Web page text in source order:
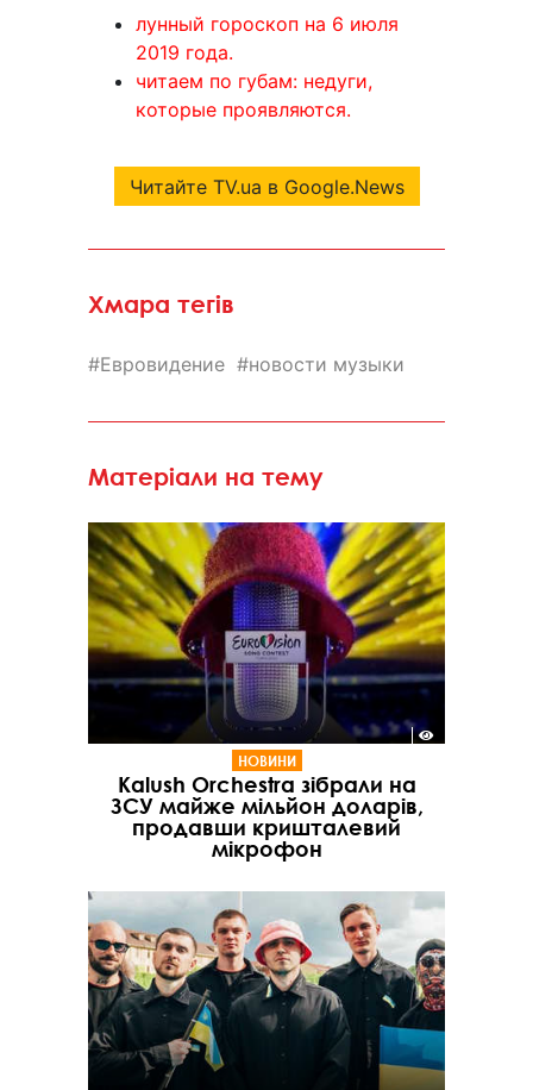
лунный гороскоп на 6 июля
2019 года.
читаем по губам: недуги,
которые проявляются.
Читайте TV.ua в Google.News
Хмара тегів
Евровидение новости музыки
Матеріали на тему
НОВИНИ
Kalush Orchestra зібрали на
ЗСУ майже мільйон доларів,
продавши кришталевий
мікрофон